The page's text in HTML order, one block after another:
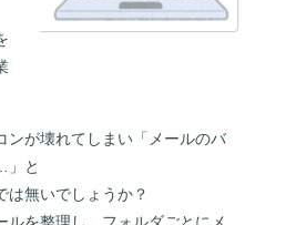
ンが壊れてしまい「メールのバ
」と
は無いでしょうか？
ルを整理し、フォルダごとにメ